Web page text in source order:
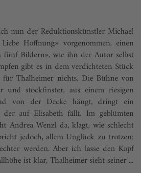
nun der Reduktionskünstler Michael
Hoffnung» vorgenommen, einen
fünf Bildern», wie ihn der Autor selbst
gibt es in dem verdichteten Stück
für Thalheimer nichts. Die Bühne von
und stockfinster, aus einem riesigen
von der Decke hängt, dringt ein
der auf Elisabeth fällt. Im geblümten
Andrea Wenzl da, klagt, wie schlecht
jedoch, allem Unglück zu trotzen:
werden. Aber ich lasse den Kopf
ist klar, Thalheimer sieht seiner ...